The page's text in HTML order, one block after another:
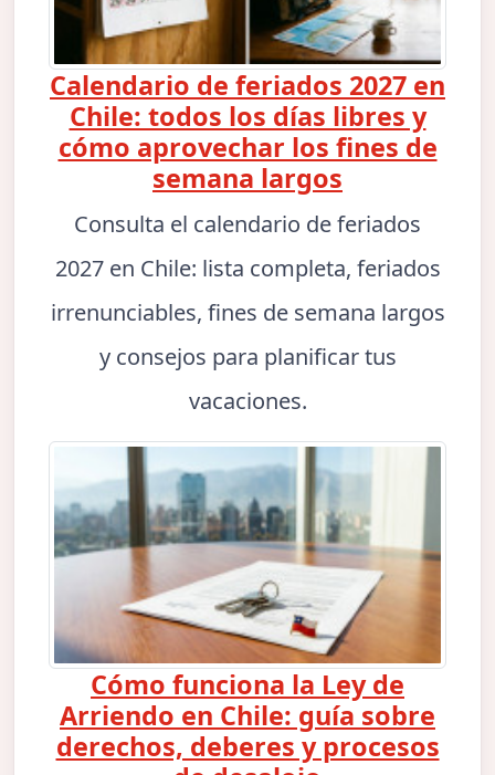
Calendario de feriados 2027 en
Chile: todos los días libres y
cómo aprovechar los fines de
semana largos
Consulta el calendario de feriados
2027 en Chile: lista completa, feriados
irrenunciables, fines de semana largos
y consejos para planificar tus
vacaciones.
Cómo funciona la Ley de
Arriendo en Chile: guía sobre
derechos, deberes y procesos